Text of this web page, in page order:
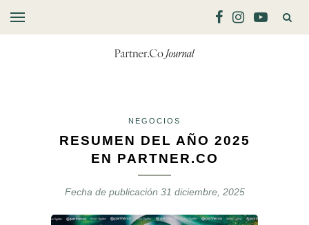
NEGOCIOS
RESUMEN DEL AÑO 2025
EN PARTNER.CO
Fecha de publicación 31 diciembre, 2025